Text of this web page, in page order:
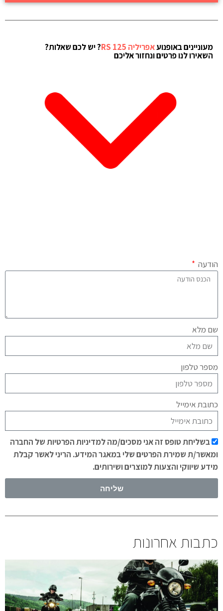
מעוניינים באופנועאפריליה RS 125 ? יש לכם שאלות?
השאירו לנו פרטים ונחזור אליכם
הודעה
שם מלא
מספר טלפון
כתובת אימייל
בשליחת טופס זה אני מסכים/מה למדיניות הפרטיות של החברה
ומאשר/ת שמירת הפרטים שלי במאגר המידע. הריני לאשר קבלת
מידע שיווקי והצעות למוצרים ושירותים.
שליחה
כתבות אחרונות